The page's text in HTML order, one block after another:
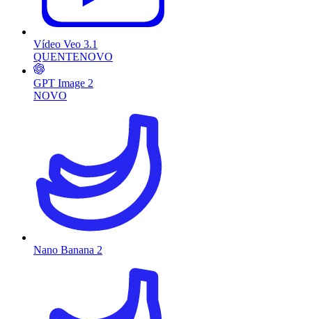
Vídeo Veo 3.1
QUENTENOVO
GPT Image 2
NOVO
Nano Banana 2